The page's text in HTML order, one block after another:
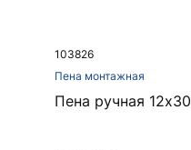
103826
Пена монтажная
Пена ручная